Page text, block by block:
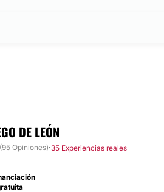
DE LEÓN
(95 Opiniones)·35 Experiencias reales